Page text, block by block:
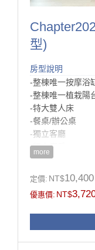
型)
房型說明
-整棟唯一按摩浴
-整棟唯一植栽陽
-特大雙人床
-餐桌/辦公桌
-獨立客廳
-獨立廚房
-乾濕分離衛浴
-浴室雙洗手台
-智能馬桶
-冷凍冷藏冰箱
-沙發
more
定價: NT$10,400
優惠價: NT$